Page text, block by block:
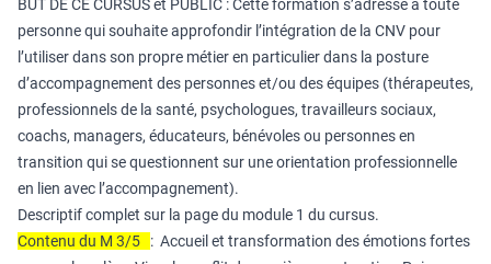
BUT DE CE CURSUS et PUBLIC : Cette formation s’adresse à toute
personne qui souhaite approfondir l’intégration de la CNV pour
l’utiliser dans son propre métier en particulier dans la posture
d’accompagnement des personnes et/ou des équipes (thérapeutes,
professionnels de la santé, psychologues, travailleurs sociaux,
coachs, managers, éducateurs, bénévoles ou personnes en
transition qui se questionnent sur une orientation professionnelle
en lien avec l’accompagnement).
Descriptif complet sur la page du module 1 du cursus.
Contenu du M 3/5 : Accueil et transformation des émotions fortes